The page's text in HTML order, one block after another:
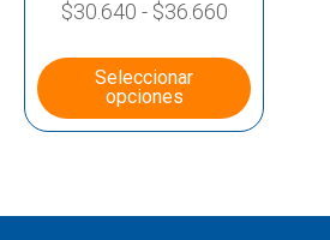
$30.640 - $36.660
Seleccionar
opciones